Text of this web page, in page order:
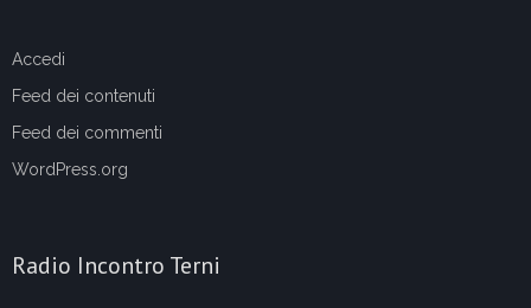
Accedi
Feed dei contenuti
Feed dei commenti
WordPress.org
Radio Incontro Terni